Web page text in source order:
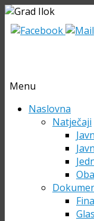
Menu
Skip Naslovna
Natječaji